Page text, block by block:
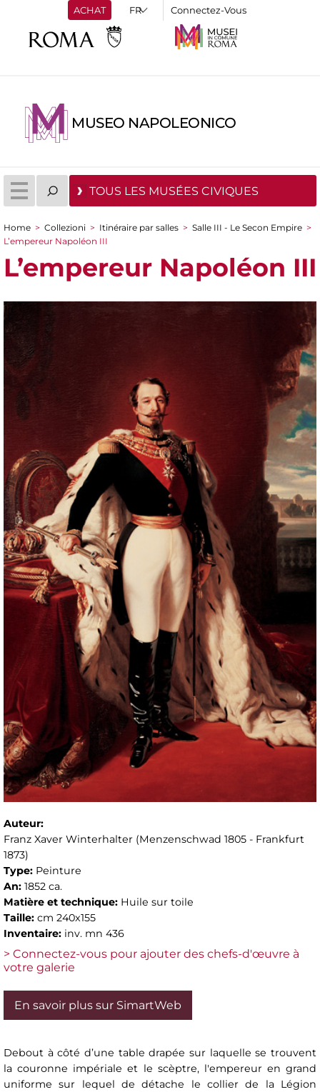
ACHAT Connectez-Vous
MUSEO NAPOLEONICO
TOUS LES MUSÉES CIVIQUES
You are here
Home > Collezioni > Itinéraire par salles > Salle III - Le Secon Empire >
L’empereur Napoléon III
L’empereur Napoléon III
Auteur:
Franz Xaver Winterhalter (Menzenschwad 1805 - Frankfurt
1873)
Type: Peinture
An: 1852 ca.
Matière et technique: Huile sur toile
Taille: cm 240x155
Inventaire: inv. mn 436
> Connectez-vous pour ajouter des chefs-d'œuvre à
votre galerie
En savoir plus sur SimartWeb
Debout à côté d’une table drapée sur laquelle se trouvent
la couronne impériale et le scèptre, l'empereur en grand
uniforme sur lequel de détache le collier de la Légion